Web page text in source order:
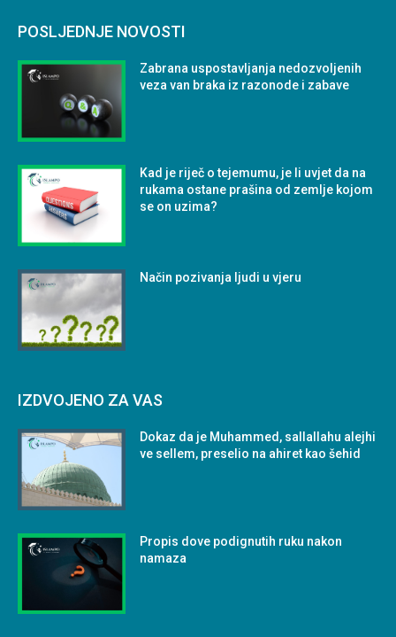
POSLJEDNJE NOVOSTI
Zabrana uspostavljanja nedozvoljenih
veza van braka iz razonode i zabave
Kad je riječ o tejemumu, je li uvjet da na
rukama ostane prašina od zemlje kojom
se on uzima?
Način pozivanja ljudi u vjeru
IZDVOJENO ZA VAS
Dokaz da je Muhammed, sallallahu alejhi
ve sellem, preselio na ahiret kao šehid
Propis dove podignutih ruku nakon
namaza